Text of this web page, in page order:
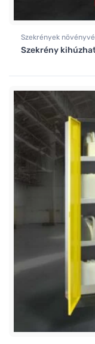
Szekrények
Szekrény